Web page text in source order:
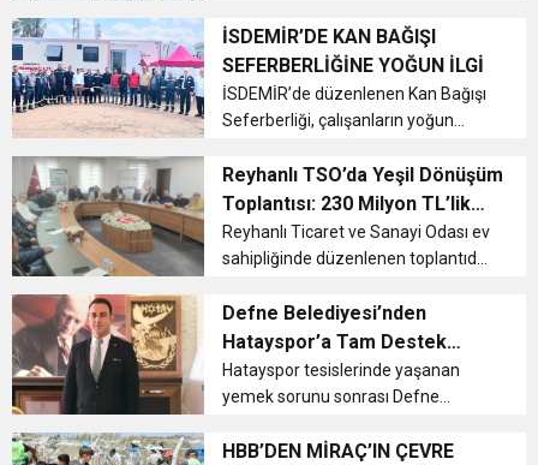
depremzede Tuncay Yetgin, hayata
yeniden tutunabilmek için mücadele
ediyor. Uyum sağlamayan protezleri
nedeniy...
İSDEMİR’DE KAN BAĞIŞI
SEFERBERLİĞİNE YOĞUN İLGİ
İSDEMİR’de düzenlenen Kan Bağışı
Seferberliği, çalışanların yoğun
İSDEMİR Genel Müdürü Ayhan Akın
ile Özçelik-İş Sendikası İskenderun
Şube Başkanı Mehmet Güngör, kan
ba...
Reyhanlı TSO’da Yeşil Dönüşüm
Toplantısı: 230 Milyon TL’lik
Destek Programları Tanıtıldı
Reyhanlı Ticaret ve Sanayi Odası ev
sahipliğinde düzenlenen toplantıda,
dönüşüm destek programları
tanıtılarak, bölge işletmelerine
sürdürülebilir üretim ve karbon a...
Defne Belediyesi’nden
Hatayspor’a Tam Destek
Anonsu
Hatayspor tesislerinde yaşanan
yemek sorunu sonrası Defne
Özgün’den destek mesajı geldi.
HBB’DEN MİRAÇ’IN ÇEVRE